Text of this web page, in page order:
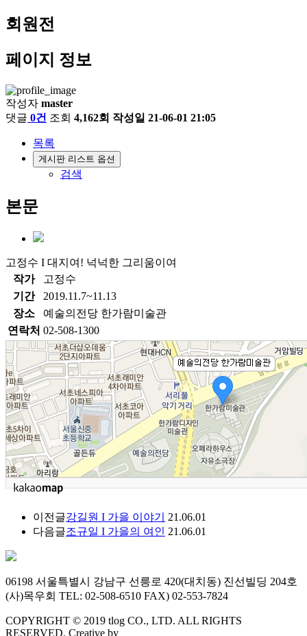
회원전
페이지 정보
작성자 master
댓글 0건 조회 4,162회 작성일 21-06-01 21:05
목록
게시판 리스트 옵션
검색
본문
고정수 I 대지여! 넉넉한 그리움이여
작가
고정수
기간
2019.11.7~11.13
장소
예술의전당 한가람미술관
연락처 02-508-1300
이전글강길원 I 가을 이야기
21.06.01
다음글조규일 I 가을의 여인 21.06.01
06198 서울특별시 강남구 선릉로 420(대치동) 진선빌딩 204호
(사)목우회 TEL: 02-508-6510 FAX) 02-553-7824
COPYRIGHT © 2019 tlog CO., LTD. ALL RIGHTS
RESERVED. Creative by